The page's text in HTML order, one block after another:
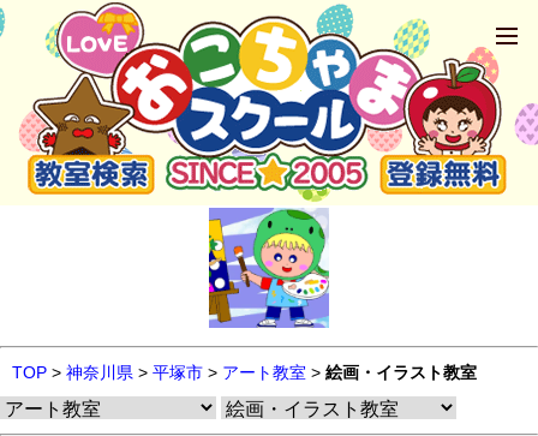
TOP > 神奈川県 > 平塚市 > アート教室 > 絵画・イラスト教室